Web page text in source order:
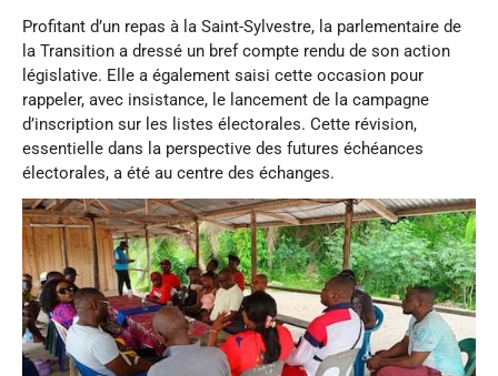
Profitant d’un repas à la Saint-Sylvestre, la parlementaire de
la Transition a dressé un bref compte rendu de son action
législative. Elle a également saisi cette occasion pour
rappeler, avec insistance, le lancement de la campagne
d’inscription sur les listes électorales. Cette révision,
essentielle dans la perspective des futures échéances
électorales, a été au centre des échanges.